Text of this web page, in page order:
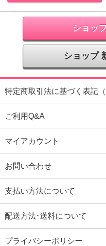
ショッ
ショップ
特定商取引法に基づく表記（
ご利用Q&A
マイアカウント
お問い合わせ
支払い方法について
配送方法･送料について
プライバシーポリシー